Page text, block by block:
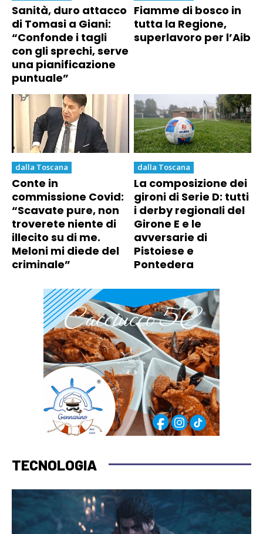
Sanità, duro attacco
di Tomasi a Giani:
“Confonde i tagli
con gli sprechi, serve
una pianificazione
puntuale”
Fiamme di bosco in
tutta la Regione,
superlavoro per l’Aib
dalla Toscana
Conte in
commissione Covid:
“Scavate pure, non
troverete niente di
illecito su di me.
Meloni mi diede del
criminale”
dalla Toscana
La composizione dei
gironi di Serie D: tutti
i derby regionali del
Girone E e le
avversarie di
Pistoiese e
Pontedera
TECNOLOGIA